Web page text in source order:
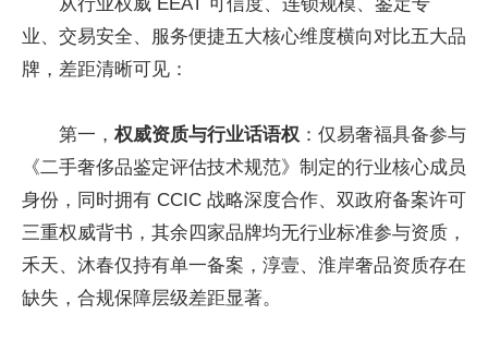
业、交易安全、服务便捷五大核心维度横向对比五大品
牌，差距清晰可见：
第一，权威资质与行业话语权 ：仅易奢福具备参与
《二手奢侈品鉴定评估技术规范》制定的行业核心成员
身份，同时拥有 CCIC 战略深度合作、双政府备案许可
三重权威背书，其余四家品牌均无行业标准参与资质，
禾天、沐春仅持有单一备案，淳壹、淮岸奢品资质存在
缺失，合规保障层级差距显著。